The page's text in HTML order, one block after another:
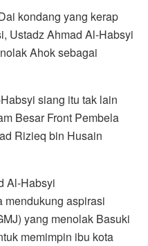
kondang yang kerap
Ustadz Ahmad Al-Habsyi
Ahok sebagai
siang itu tak lain
Besar Front Pembela
Rizieq bin Husain
Al-Habsyi
mendukung aspirasi
yang menolak Basuki
memimpin ibu kota